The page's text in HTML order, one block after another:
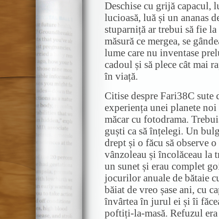
Deschise cu grijă capacul,
lucioasă, luă și un ananas
stuparniță ar trebui să fie
măsură ce mergea, se
lume care nu inventase
cadoul și să plece cât mai
în viață.
Citise despre Fari38C
experiența unei planete
măcar cu fotodrama.
guști ca să înțelegi. Un
drept și o făcu să observe
vânzoleau și încolăceau la
un sunet și erau complet
jocurilor anuale de bătaie
băiat de vreo șase ani, cu
învârtea în jurul ei și îi
poftiți-la-masă. Refuzul